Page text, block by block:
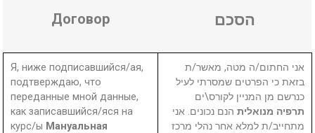
Договор הסכם
Я, ниже подписавшийся/ая,
подтверждаю, что
переданные мной данные,
как записавшийся/яся на
курс/ы Мануальная
אני החתום/ה מטה, מאשר/ת
בזאת כי הפרטים שמסרתי לעיל
כנרשם מן המניין לקורס\ים
תרפיה מנואלית הנם נכונים. אני
מתחייב/ת למלא אחר נהלי מרכז